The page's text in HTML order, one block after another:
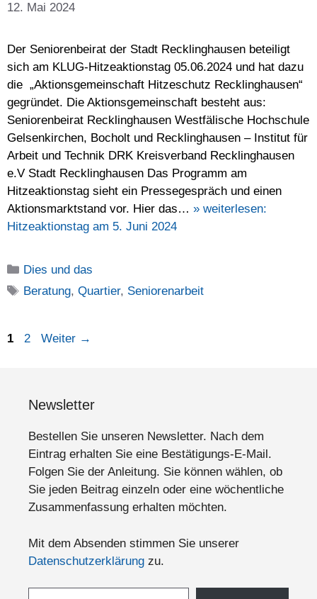
12. Mai 2024
Der Seniorenbeirat der Stadt Recklinghausen beteiligt
sich am KLUG-Hitzeaktionstag 05.06.2024 und hat dazu
die „Aktionsgemeinschaft Hitzeschutz Recklinghausen“
gegründet. Die Aktionsgemeinschaft besteht aus:
Seniorenbeirat Recklinghausen Westfälische Hochschule
Gelsenkirchen, Bocholt und Recklinghausen – Institut für
Arbeit und Technik DRK Kreisverband Recklinghausen
e.V Stadt Recklinghausen Das Programm am
Hitzeaktionstag sieht ein Pressegespräch und einen
Aktionsmarktstand vor. Hier das… » weiterlesen:
Hitzeaktionstag am 5. Juni 2024
Kategorien
Dies und das
Schlagwörter
Beratung,Quartier, Seniorenarbeit
Seite
1 Seite
2 Weiter →
Newsletter
Bestellen Sie unseren Newsletter. Nach dem
Eintrag erhalten Sie eine Bestätigungs-E-Mail.
Folgen Sie der Anleitung. Sie können wählen, ob
Sie jeden Beitrag einzeln oder eine wöchentliche
Zusammenfassung erhalten möchten.
Mit dem Absenden stimmen Sie unserer
Datenschutzerklärung zu.
Geben Sie Ihre E-Mail-Adresse ein ...